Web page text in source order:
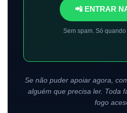
📲 ENTRAR
Sem spam. Só
Se não puder apoiar agora,
alguém que precisa ler. Toda
fogo